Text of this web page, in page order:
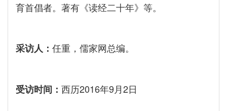
育首倡者。著有《读经二十年》等。
采访人： 任重，儒家网总编。
受访时间： 西历2016年9月2日